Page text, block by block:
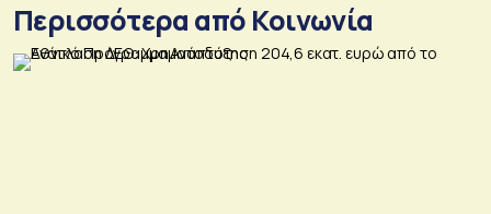
Περισσότερα από Κοινωνία